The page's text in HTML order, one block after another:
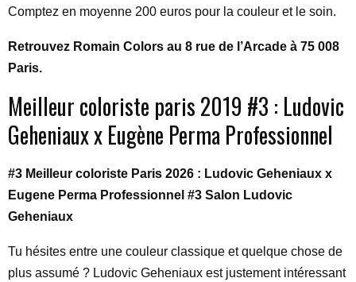
Comptez en moyenne 200 euros pour la couleur et le soin.
Retrouvez Romain Colors au 8 rue de l’Arcade à 75 008
Paris.
Meilleur coloriste paris 2019 #3 : Ludovic
Geheniaux x Eugène Perma Professionnel
#3 Meilleur coloriste Paris 2026 : Ludovic Geheniaux x
Eugene Perma Professionnel #3 Salon Ludovic
Geheniaux
Tu hésites entre une couleur classique et quelque chose de
plus assumé ? Ludovic Geheniaux est justement intéressant